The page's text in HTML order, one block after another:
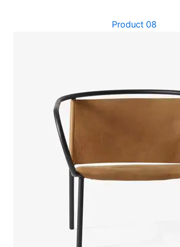
Product 08